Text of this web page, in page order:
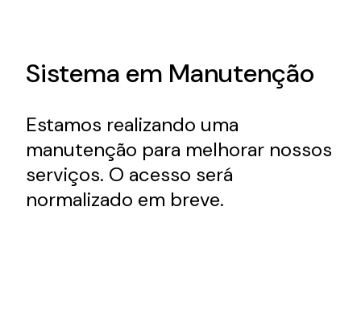
Sistema em Manutenção
Estamos realizando uma
manutenção para melhorar nossos
serviços. O acesso será
normalizado em breve.